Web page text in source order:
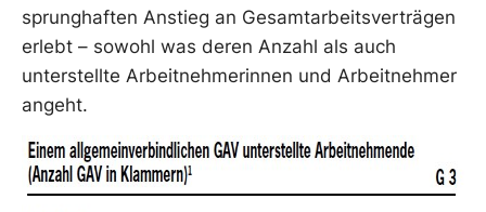
sprunghaften Anstieg an Gesamtarbeitsverträgen
erlebt – sowohl was deren Anzahl als auch
unterstellte Arbeitnehmerinnen und Arbeitnehmer
angeht.